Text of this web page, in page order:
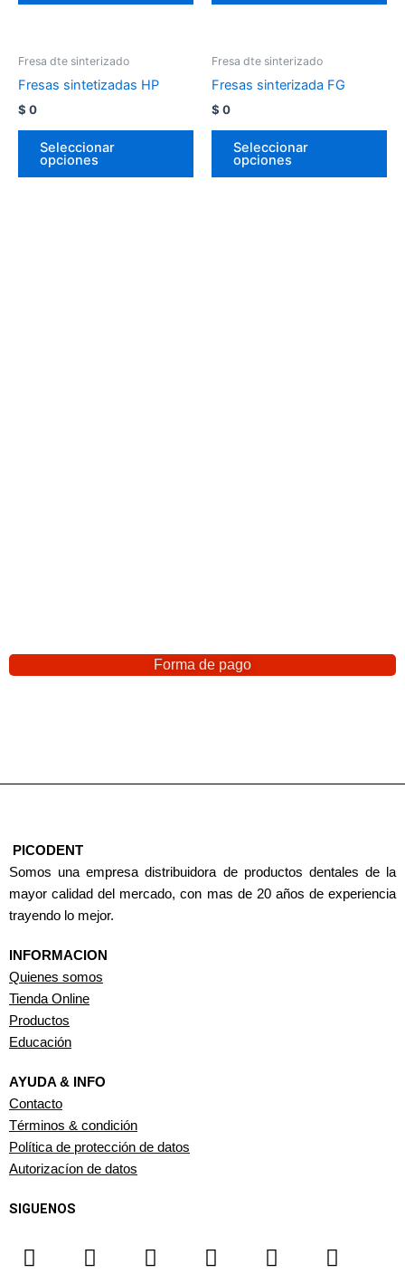
Fresa dte sinterizado
Fresas sintetizadas HP
$ 0
Seleccionar
opciones
Fresa dte sinterizado
Fresas sinterizada FG
$ 0
Seleccionar
opciones
Forma de pago
PICODENT
Somos una empresa distribuidora de productos dentales de la
mayor calidad del mercado, con mas de 20 años de experiencia
trayendo lo mejor.
INFORMACION
Quienes somos
Tienda Online
Productos
Educación
AYUDA & INFO
Contacto
Términos & condición
Política de protección de datos
Autorizacíon de datos
SIGUENOS
F
a
I
n
T
i
Y
o
W
h
L
i